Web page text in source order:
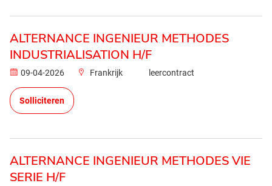
ALTERNANCE INGENIEUR METHODES
INDUSTRIALISATION H/F
09-04-2026 Frankrijk leercontract
Solliciteren
ALTERNANCE INGENIEUR METHODES VIE
SERIE H/F